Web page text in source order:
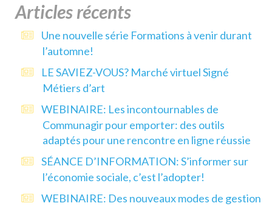
Articles récents
Une nouvelle série Formations à venir durant
l’automne!
LE SAVIEZ-VOUS? Marché virtuel Signé
Métiers d’art
WEBINAIRE: Les incontournables de
Communagir pour emporter: des outils
adaptés pour une rencontre en ligne réussie
SÉANCE D’INFORMATION: S’informer sur
l’économie sociale, c’est l’adopter!
WEBINAIRE: Des nouveaux modes de gestion